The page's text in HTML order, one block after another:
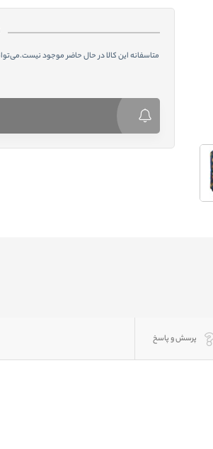
متاسفانه این کالا در حال حاضر موجود
پرسش و پاسخ